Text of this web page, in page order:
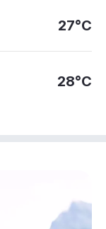
27°C
28°C